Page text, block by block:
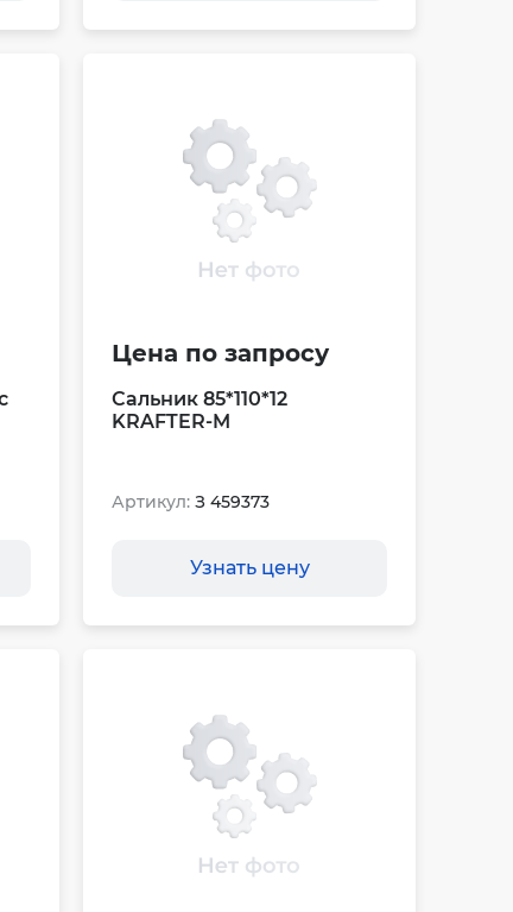
Цена по запросу
Сальник 85*110*12
KRAFTER-M
Артикул: З 459373
Узнать цену